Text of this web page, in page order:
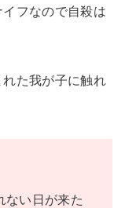
イフなので自殺は
た我が子に触れ
ない日が来た